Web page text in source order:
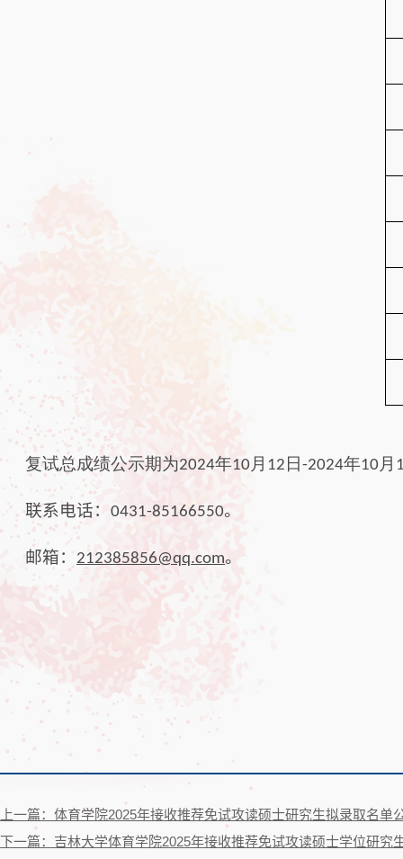
复试总成绩公示期为2024年10 月 12 日 -2024年10 月
联系电话： 0431-85166550。
邮箱： 212385856@qq.com。
上一篇：体育学院2025年接收推荐免试攻读硕士研究生拟录取名单
下一篇：吉林大学体育学院2025年接收推荐免试攻读硕士学位研究